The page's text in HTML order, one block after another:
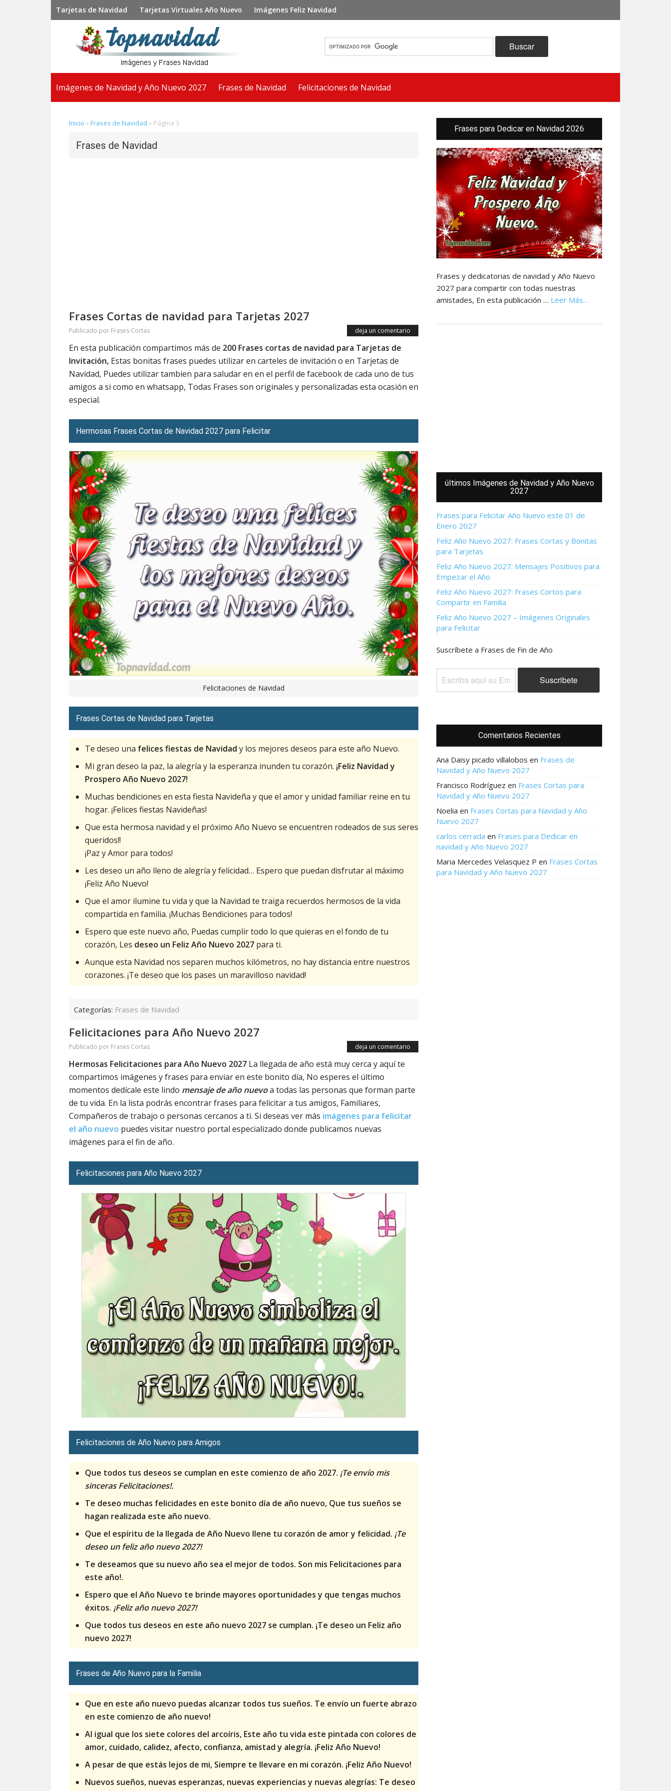
Tarjetas de Navidad Tarjetas Virtuales Año Nuevo Imágenes Feliz Navidad
Imágenes de Navidad y Año Nuevo 2027 Frases de Navidad Felicitaciones de Navidad
Inicio » Frases de Navidad » Página 3
Frases de Navidad
Frases Cortas de navidad para Tarjetas 2027
Publicado por Frases Cortas deja un comentario
En esta publicación compartimos más de 200 Frases cortas de navidad para Tarjetas de
Invitación, Estas bonitas frases puedes utilizar en carteles de invitación o en Tarjetas de
Navidad, Puedes utilizar tambien para saludar en en el perfil de facebook de cada uno de tus
amigos a si como en whatsapp, Todas Frases son originales y personalizadas esta ocasión en
especial.
Hermosas Frases Cortas de Navidad 2027 para Felicitar
Felicitaciones de Navidad
Frases Cortas de Navidad para Tarjetas
Te deseo una felices fiestas de Navidad y los mejores deseos para este año Nuevo.
Mi gran deseo la paz, la alegría y la esperanza inunden tu corazón. ¡Feliz Navidad y
Prospero Año Nuevo 2027!
Muchas bendiciones en esta fiesta Navideña y que el amor y unidad familiar reine en tu
hogar. ¡Felices fiestas Navideñas!
Que esta hermosa navidad y el próximo Año Nuevo se encuentren rodeados de sus seres
queridos!!
¡Paz y Amor para todos!
Les deseo un año lleno de alegría y felicidad… Espero que puedan disfrutar al máximo
¡Feliz Año Nuevo!
Que el amor ilumine tu vida y que la Navidad te traiga recuerdos hermosos de la vida
compartida en familia. ¡Muchas Bendiciones para todos!
Espero que este nuevo año, Puedas cumplir todo lo que quieras en el fondo de tu
corazón, Les deseo un Feliz Año Nuevo 2027 para ti.
Aunque esta Navidad nos separen muchos kilómetros, no hay distancia entre nuestros
corazones. ¡Te deseo que los pases un maravilloso navidad!
Categorías: Frases de Navidad
Felicitaciones para Año Nuevo 2027
Publicado por Frases Cortas deja un comentario
Hermosas Felicitaciones para Año Nuevo 2027 La llegada de año está muy cerca y aquí te
compartimos imágenes y frases para enviar en este bonito día, No esperes el último
momentos dedícale este lindo mensaje de año nuevoa todas las personas que forman parte
de tu vida. En la lista podrás encontrar frases para felicitar a tus amigos, Familiares,
Compañeros de trabajo o personas cercanos a ti. Si deseas ver más imágenes para felicitar
el año nuevo puedes visitar nuestro portal especializado donde publicamos nuevas
imágenes para el fin de año.
Felicitaciones para Año Nuevo 2027
Felicitaciones de Año Nuevo para Amigos
Que todos tus deseos se cumplan en este comienzo de año 2027. ¡Te envío mis
sinceras Felicitaciones!.
Te deseo muchas felicidades en este bonito día de año nuevo, Que tus sueños se
hagan realizada este año nuevo.
Que el espíritu de la llegada de Año Nuevo llene tu corazón de amor y felicidad. ¡Te
deseo un feliz año nuevo 2027!
Te deseamos que su nuevo año sea el mejor de todos. Son mis Felicitaciones para
este año!.
Espero que el Año Nuevo te brinde mayores oportunidades y que tengas muchos
éxitos. ¡Feliz año nuevo 2027!
Que todos tus deseos en este año nuevo 2027 se cumplan. ¡Te deseo un Feliz año
nuevo 2027!
Frases de Año Nuevo para la Familia
Que en este año nuevo puedas alcanzar todos tus sueños. Te envío un fuerte abrazo
en este comienzo de año nuevo!
Al igual que los siete colores del arcoíris, Este año tu vida este pintada con colores de
amor, cuidado, calidez, afecto, confianza, amistad y alegría. ¡Feliz Año Nuevo!
A pesar de que estás lejos de mi, Siempre te llevare en mi corazón. ¡Feliz Año Nuevo!
Nuevos sueños, nuevas esperanzas, nuevas experiencias y nuevas alegrías: Te deseo
lateral
principal
Frases para Dedicar en Navidad 2026
Frases y dedicatorias de navidad y Año Nuevo
2027 para compartir con todas nuestras
amistades, En esta publicación … Leer Más...
últimos Imágenes de Navidad y Año Nuevo
2027
Frases para Felicitar Año Nuevo este 01 de
Enero 2027
Feliz Año Nuevo 2027: Frases Cortas y Bonitas
para Tarjetas
Feliz Año Nuevo 2027: Mensajes Positivos para
Empezar el Año
Feliz Año Nuevo 2027: Frases Cortos para
Compartir en Familia
Feliz Año Nuevo 2027 – Imágenes Originales
para Felicitar
Suscríbete a Frases de Fin de Año
Comentarios Recientes
Ana Daisy picado villalobos en Frases de
Navidad y Año Nuevo 2027
Francisco Rodríguez en Frases Cortas para
Navidad y Año Nuevo 2027
Noelia en Frases Cortas para Navidad y Año
Nuevo 2027
carlos cerrada en Frases para Dedicar en
navidad y Año Nuevo 2027
Maria Mercedes Velasquez P en Frases Cortas
para Navidad y Año Nuevo 2027